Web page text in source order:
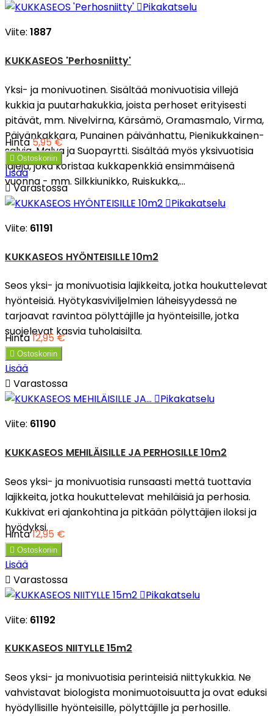
Pikakatselu
Viite: 1887
KUKKASEOS 'Perhosniitty'
Yksi- ja monivuotinen. Sisältää monivuotisia villejä
kukkia ja puutarhakukkia, joista perhoset erityisesti
pitävät, mm. Nivelvirna, Kärsämö, Oramasmalo, Virma,
Päivänkakkara, Punainen päivänhattu, Pienikukkainen-
salvia, Malva ja Suopayrtti. Sisältää myös yksivuotisia
lajeja, joka koristaa kukkapenkkiä ensimmäisenä
vuonna - mm. Silkkiunikko, Ruiskukka,...
Hinta5,95 €
 Ostoskoriin
Lisää
Varastossa
Pikakatselu
Viite: 61191
KUKKASEOS HYÖNTEISILLE 10m2
Seos yksi- ja monivuotisia lajikkeita, jotka houkuttelevat
hyönteisiä. Hyötykasviviljelmien läheisyydessä ne
tarjoavat ravintoa pölyttäjille ja hyönteisille, jotka
suojelevat kasvia tuholaisilta.
Hinta12,95 €
 Ostoskoriin
Lisää
 Varastossa
Pikakatselu
Viite: 61190
KUKKASEOS MEHILÄISILLE JA PERHOSILLE 10m2
Seos yksi- ja monivuotisia runsaasti mettä tuottavia
lajikkeita, jotka houkuttelevat mehiläisiä ja perhosia.
Kukkivat eri ajankohtina ja pitkään pölyttäjien iloksi ja
hyödyksi.
Hinta12,95 €
 Ostoskoriin
Lisää
 Varastossa
Pikakatselu
Viite: 61192
KUKKASEOS NIITYLLE 15m2
Seos yksi- ja monivuotisia perinteisiä niittykukkia. Ne
vahvistavat biologista monimuotoisuutta ja ovat eduksi
hyödyllisille hyönteisille, pölyttäjille ja perhosille.